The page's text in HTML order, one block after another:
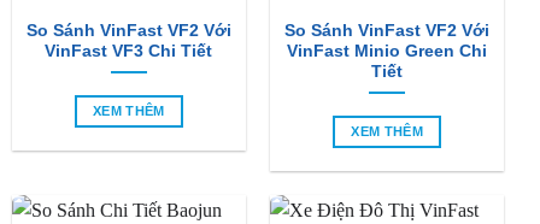
So Sánh VinFast VF2 Với
VinFast VF3 Chi Tiết
XEM THÊM
So Sánh VinFast VF2 Với
VinFast Minio Green Chi
Tiết
XEM THÊM